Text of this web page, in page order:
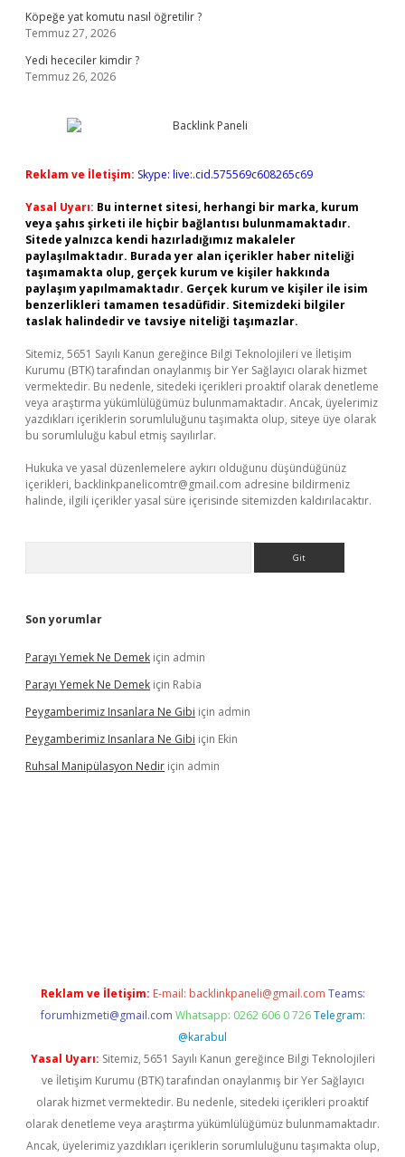
Köpeğe yat komutu nasıl öğretilir ?
Temmuz 27, 2026
Yedi hececiler kimdir ?
Temmuz 26, 2026
Reklam ve İletişim: Skype: live:.cid.575569c608265c69
Yasal Uyarı: Bu internet sitesi, herhangi bir marka, kurum
veya şahıs şirketi ile hiçbir bağlantısı bulunmamaktadır.
Sitede yalnızca kendi hazırladığımız makaleler
paylaşılmaktadır. Burada yer alan içerikler haber niteliği
taşımamakta olup, gerçek kurum ve kişiler hakkında
paylaşım yapılmamaktadır. Gerçek kurum ve kişiler ile isim
benzerlikleri tamamen tesadüfidir. Sitemizdeki bilgiler
taslak halindedir ve tavsiye niteliği taşımazlar.
Sitemiz, 5651 Sayılı Kanun gereğince Bilgi Teknolojileri ve İletişim
Kurumu (BTK) tarafından onaylanmış bir Yer Sağlayıcı olarak hizmet
vermektedir. Bu nedenle, sitedeki içerikleri proaktif olarak denetleme
veya araştırma yükümlülüğümüz bulunmamaktadır. Ancak, üyelerimiz
yazdıkları içeriklerin sorumluluğunu taşımakta olup, siteye üye olarak
bu sorumluluğu kabul etmiş sayılırlar.
Hukuka ve yasal düzenlemelere aykırı olduğunu düşündüğünüz
içerikleri, backlinkpanelicomtr@gmail.com adresine bildirmeniz
halinde, ilgili içerikler yasal süre içerisinde sitemizden kaldırılacaktır.
Son yorumlar
Parayı Yemek Ne Demek için admin
Parayı Yemek Ne Demek için Rabia
Peygamberimiz Insanlara Ne Gibi için admin
Peygamberimiz Insanlara Ne Gibi için Ekin
Ruhsal Manipülasyon Nedir için admin
Reklam ve İletişim: E-mail: backlinkpaneli@gmail.com Teams:
forumhizmeti@gmail.com Whatsapp: 0262 606 0 726 Telegram:
@karabul
Yasal Uyarı: Sitemiz, 5651 Sayılı Kanun gereğince Bilgi Teknolojileri
ve İletişim Kurumu (BTK) tarafından onaylanmış bir Yer Sağlayıcı
olarak hizmet vermektedir. Bu nedenle, sitedeki içerikleri proaktif
olarak denetleme veya araştırma yükümlülüğümüz bulunmamaktadır.
Ancak, üyelerimiz yazdıkları içeriklerin sorumluluğunu taşımakta olup,